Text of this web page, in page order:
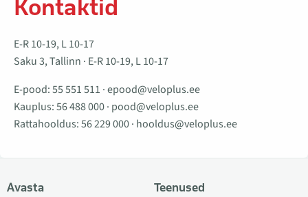
Kontaktid
E-R 10-19, L 10-17
Saku 3, Tallinn · E-R 10-19, L 10-17
E-pood:55 551 511 ·epood@veloplus.ee
Kauplus:56 488 000· pood@veloplus.ee
Rattahooldus:56 229 000· hooldus@veloplus.ee
Avasta Teenused